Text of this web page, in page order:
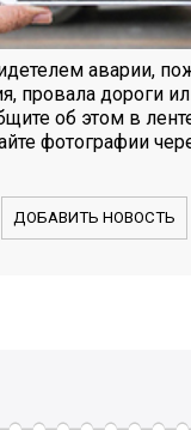
аварии,
провала дороги
об этом в
фотографии
ДОБАВИТЬ НОВОСТЬ